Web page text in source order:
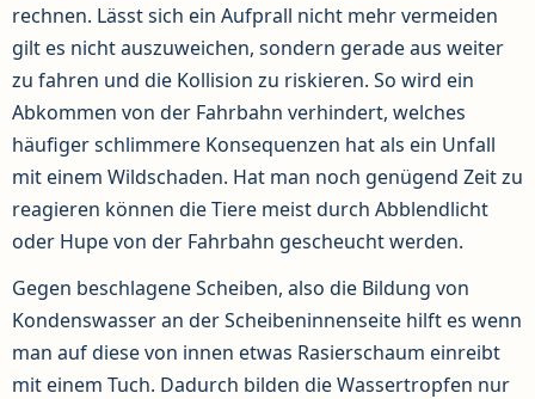
rechnen. Lässt sich ein Aufprall nicht mehr vermeiden
gilt es nicht auszuweichen, sondern gerade aus weiter
zu fahren und die Kollision zu riskieren. So wird ein
Abkommen von der Fahrbahn verhindert, welches
häufiger schlimmere Konsequenzen hat als ein Unfall
mit einem Wildschaden. Hat man noch genügend Zeit zu
reagieren können die Tiere meist durch Abblendlicht
oder Hupe von der Fahrbahn gescheucht werden.
Gegen beschlagene Scheiben, also die Bildung von
Kondenswasser an der Scheibeninnenseite hilft es wenn
man auf diese von innen etwas Rasierschaum einreibt
mit einem Tuch. Dadurch bilden die Wassertropfen nur